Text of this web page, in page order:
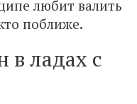
любит валить
поближе.
ладах с